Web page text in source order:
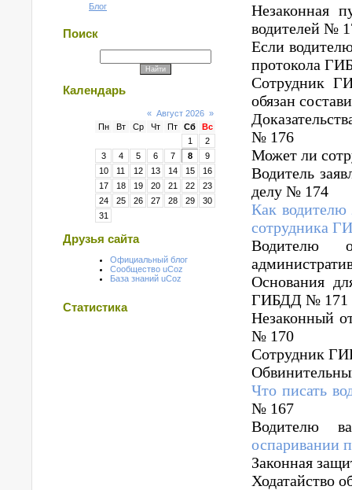
Блог
Поиск
Календарь
« Август 2026 »
Пн
Вт Ср Чт Пт Сб
Вс
1
2
3
4 5 6 7 8
9
10
11 12 13 14 15
16
17
18 19 20 21 22
23
24
25 26 27 28 29
30
31
Друзья сайта
Официальный блог
Сообщество uCoz
База знаний uCoz
Статистика
Незаконная
водителей №
Если
протокола
Сотрудник
обязан
№ 176
Может ли
Водитель
делу № 174
Как водителю
сотрудника
Водителю
Основания
ГИБДД № 171
Незаконный
№ 170
Сотрудник
Что писать
№ 167
Водителю
оспаривании
Законная
Ходатайство